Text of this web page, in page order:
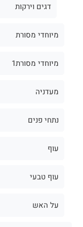
דגים וירקות
מיוחדי מסורת
מיוחדי מסורת1
מעדניה
נתחי פנים
עוף
עוף טבעי
על האש